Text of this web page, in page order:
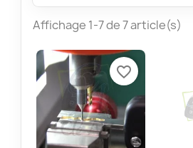
Affichage 1-7 de 7 article(s)
favorite_border